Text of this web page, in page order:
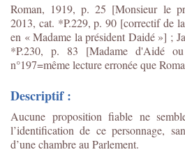
Roman, 1919, p. 25 [Monsieur le
2013, cat. *P.229, p. 90 [correctif de
en « Madame la président Daidé »] ;
*P.230, p. 83 [Madame d'Aidé
n°197=même lecture erronée que
Descriptif :
Aucune proposition fiable ne
l’identification de ce personnage,
d’une chambre au Parlement.